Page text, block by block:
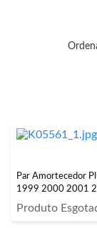
Par Amortecedor
1999 2000 2001
Produto